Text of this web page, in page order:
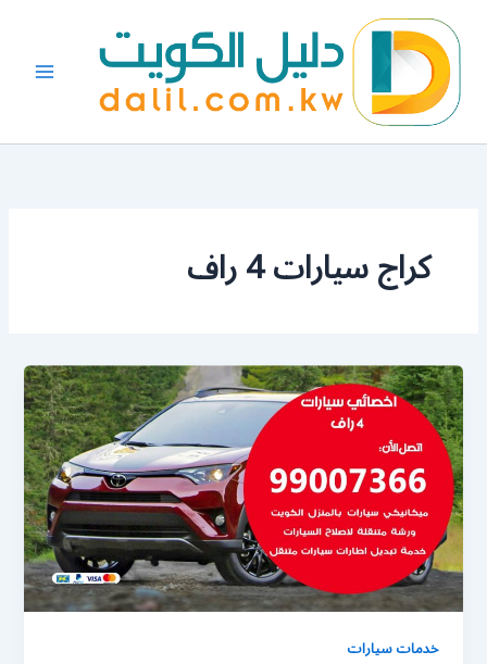
المحتوى
كراج سيارات 4 راف
خدمات سيارات